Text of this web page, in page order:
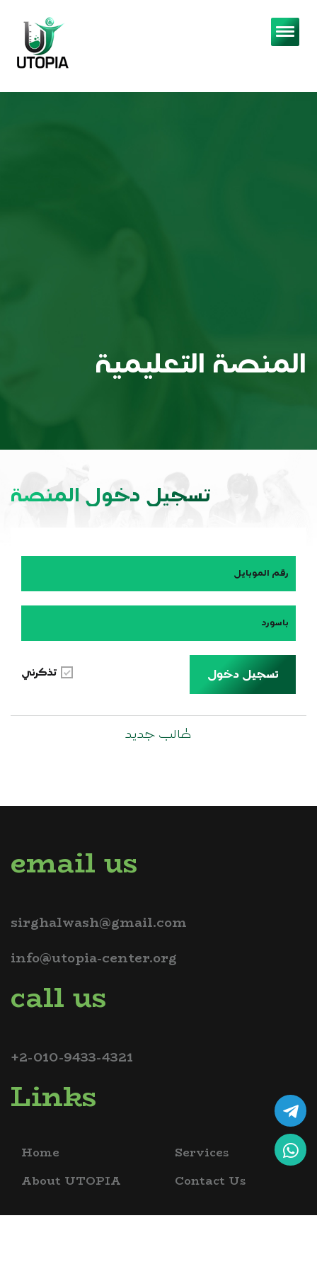
المنصة التعليمية
تسجيل دخول المنصة
رقم الموبايل
باسورد
تسجيل دخول تذكرني
طالب جديد
email us
sirghalwash@gmail.com
info@utopia-center.org
call us
+2-010-9433-4321
Links
Home
About UTOPIA
Services
Contact Us